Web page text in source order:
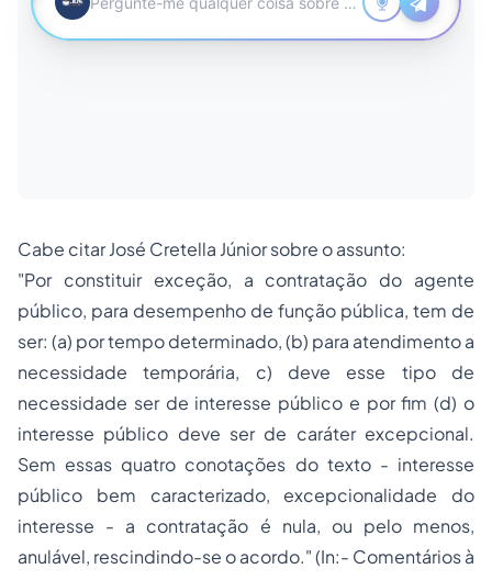
Cabe citar José Cretella Júnior sobre o assunto:
"Por constituir exceção, a contratação do agente
público, para desempenho de função pública, tem de
ser: (a) por tempo determinado, (b) para atendimento a
necessidade temporária, c) deve esse tipo de
necessidade ser de interesse público e por fim (d) o
interesse público deve ser de caráter excepcional.
Sem essas quatro conotações do texto - interesse
público bem caracterizado, excepcionalidade do
interesse - a contratação é nula, ou pelo menos,
anulável, rescindindo-se o acordo." (In:- Comentários à